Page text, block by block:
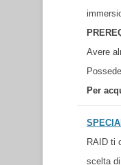
Avere
Per
RAID ti
scelta